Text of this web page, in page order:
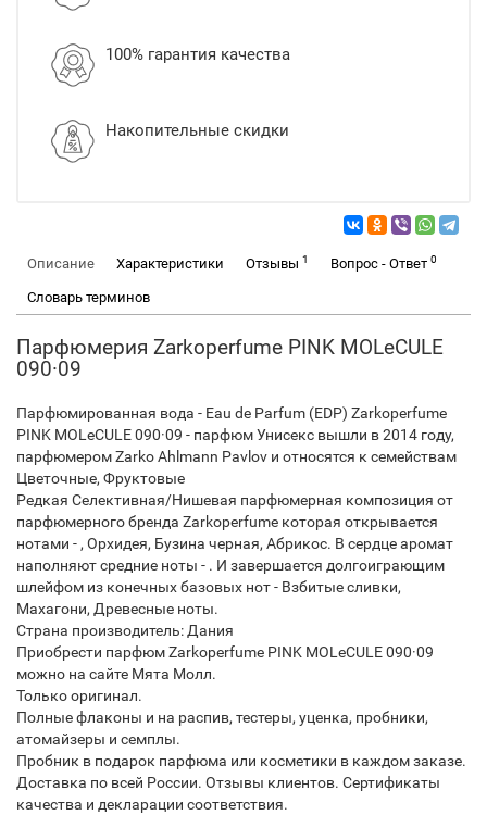
100% гарантия качества
Накопительные скидки
Описание Характеристики Отзывы 1 Вопрос - Ответ 0
Словарь терминов
Парфюмерия Zarkoperfume PINK MOLeCULE
090·09
Парфюмированная вода - Eau de Parfum (EDP) Zarkoperfume
PINK MOLeCULE 090·09 - парфюм Унисекс вышли в 2014 году,
парфюмером Zarko Ahlmann Pavlov и относятся к семействам
Цветочные, Фруктовые
Редкая Селективная/Нишевая парфюмерная композиция от
парфюмерного бренда Zarkoperfume которая открывается
нотами - , Орхидея, Бузина черная, Абрикос. В сердце аромат
наполняют средние ноты - . И завершается долгоиграющим
шлейфом из конечных базовых нот - Взбитые сливки,
Махагони, Древесные ноты.
Страна производитель: Дания
Приобрести парфюм Zarkoperfume PINK MOLeCULE 090·09
можно на сайте Мята Молл.
Только оригинал.
Полные флаконы и на распив, тестеры, уценка, пробники,
атомайзеры и семплы.
Пробник в подарок парфюма или косметики в каждом заказе.
Доставка по всей России. Отзывы клиентов. Сертификаты
качества и декларации соответствия.